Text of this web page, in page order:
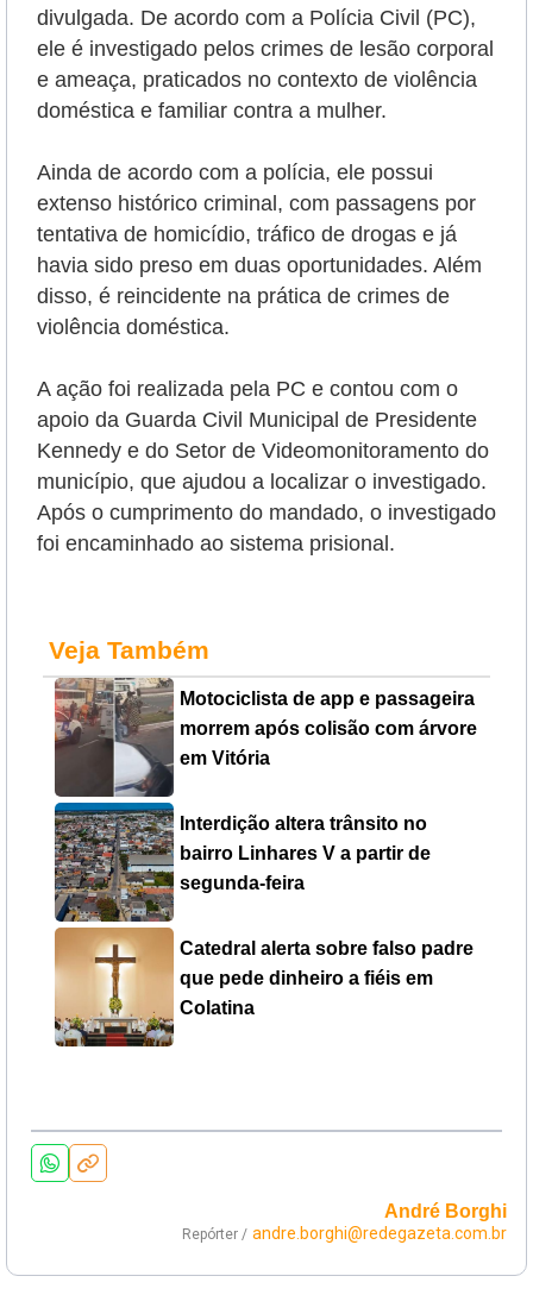
divulgada. De acordo com a Polícia Civil (PC),
ele é investigado pelos crimes de lesão corporal
e ameaça, praticados no contexto de violência
doméstica e familiar contra a mulher.
Ainda de acordo com a polícia, ele possui
extenso histórico criminal, com passagens por
tentativa de homicídio, tráfico de drogas e já
havia sido preso em duas oportunidades. Além
disso, é reincidente na prática de crimes de
violência doméstica.
A ação foi realizada pela PC e contou com o
apoio da Guarda Civil Municipal de Presidente
Kennedy e do Setor de Videomonitoramento do
município, que ajudou a localizar o investigado.
Após o cumprimento do mandado, o investigado
foi encaminhado ao sistema prisional.
Veja Também
Motociclista de app e passageira
morrem após colisão com árvore
em Vitória
Interdição altera trânsito no
bairro Linhares V a partir de
segunda-feira
Catedral alerta sobre falso padre
que pede dinheiro a fiéis em
Colatina
André Borghi
Repórter / andre.borghi@redegazeta.com.br